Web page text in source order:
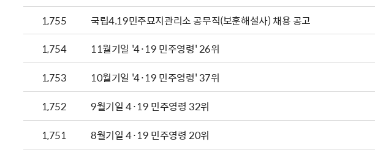
1,755
국립4.19민주묘지관리소 공무직(보훈해설사) 채용 공고
1,754
11월기일 '4·19 민주영령' 26위
1,753
10월기일 '4·19 민주영령' 37위
1,752
9월기일 4·19 민주영령 32위
1,751
8월기일 4·19 민주영령 20위